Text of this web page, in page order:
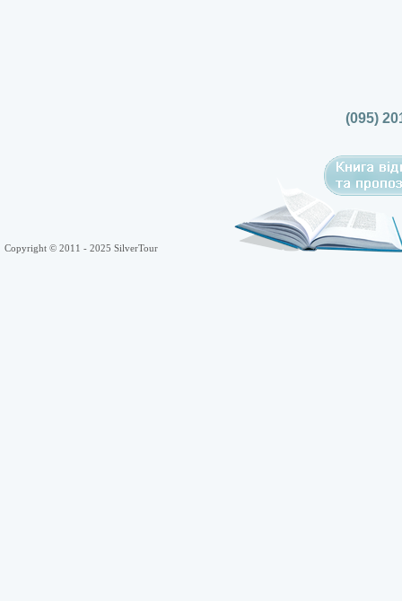
(095)
Copyright © 2011 - 2025 SilverTour